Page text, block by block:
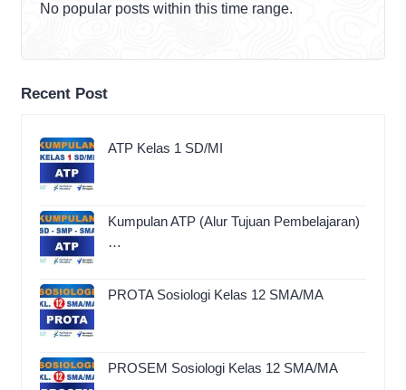
No popular posts within this time range.
Recent Post
ATP Kelas 1 SD/MI
Kumpulan ATP (Alur Tujuan Pembelajaran)
…
PROTA Sosiologi Kelas 12 SMA/MA
PROSEM Sosiologi Kelas 12 SMA/MA